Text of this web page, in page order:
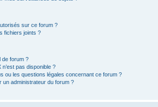
sur ce forum ?
fichiers joints ?
de forum ?
n’est pas disponible ?
ou les questions légales concernant ce forum ?
un administrateur du forum ?